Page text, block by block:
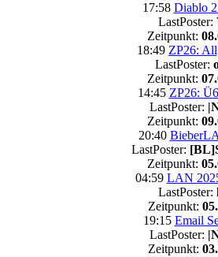
17:58 Diablo 2
LastPoster:
Zeitpunkt:
18:49 ZP26:
LastPoster:
Zeitpunkt:
14:45 ZP26:
LastPoster:
Zeitpunkt:
20:40
LastPoster:
Zeitpunkt:
04:59 LAN
LastPoster:
Zeitpunkt:
19:15 Email
LastPoster:
Zeitpunkt: